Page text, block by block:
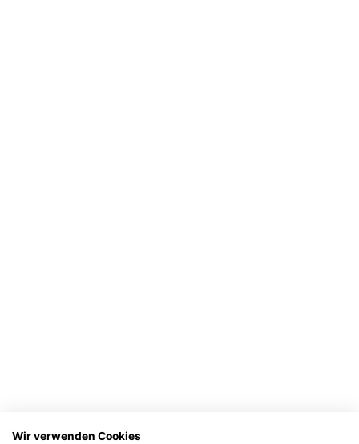
Wir verwenden Cookies